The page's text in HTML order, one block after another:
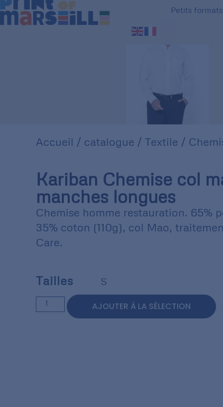
Petits formats
Accueil / catalogue / Textile /
Kariban Chemise col
manches longues
Chemise homme restauration. 65%
35% coton (110g), col Mao,
Care.
Tailles S
AJOUTER À LA SÉLECTION